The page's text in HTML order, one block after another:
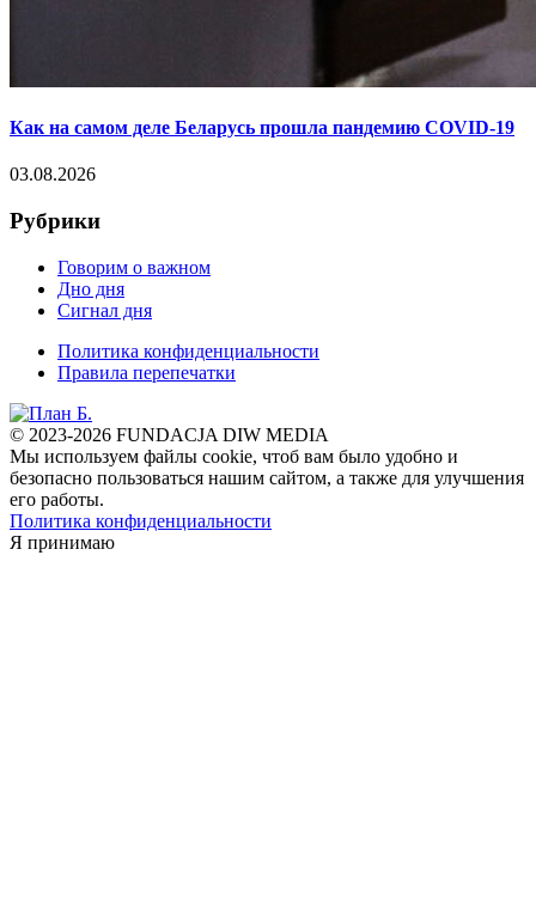
Как на самом деле Беларусь прошла пандемию COVID-19
03.08.2026
Рубрики
Говорим о важном
Дно дня
Сигнал дня
Политика конфиденциальности
Правила перепечатки
© 2023-2026 FUNDACJA DIW MEDIA
Мы используем файлы cookie, чтоб вам было удобно и
безопасно пользоваться нашим сайтом, а также для улучшения
его работы.
Политика конфиденциальности
Я принимаю